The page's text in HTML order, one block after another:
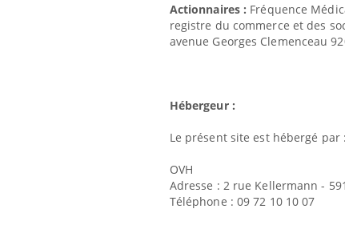
Actionnaires : Fréquence
registre du commerce et des
avenue Georges Clemenceau
Hébergeur :
Le présent site est hébergé par :
OVH
Adresse : 2 rue Kellermann -
Téléphone : 09 72 10 10 07